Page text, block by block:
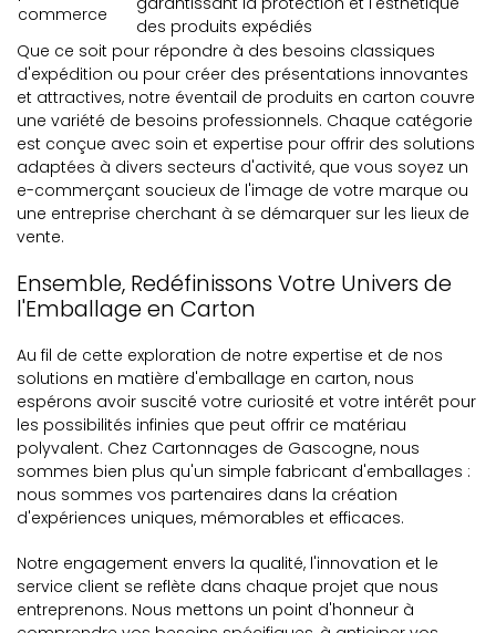
commerce
des produits expédiés
Que ce soit pour répondre à des besoins classiques
d'expédition ou pour créer des présentations innovantes
et attractives, notre éventail de produits en carton couvre
une variété de besoins professionnels. Chaque catégorie
est conçue avec soin et expertise pour offrir des solutions
adaptées à divers secteurs d'activité, que vous soyez un
e-commerçant soucieux de l'image de votre marque ou
une entreprise cherchant à se démarquer sur les lieux de
vente.
Ensemble, Redéfinissons Votre Univers de
l'Emballage en Carton
Au fil de cette exploration de notre expertise et de nos
solutions en matière d'emballage en carton, nous
espérons avoir suscité votre curiosité et votre intérêt pour
les possibilités infinies que peut offrir ce matériau
polyvalent. Chez Cartonnages de Gascogne, nous
sommes bien plus qu'un simple fabricant d'emballages :
nous sommes vos partenaires dans la création
d'expériences uniques, mémorables et efficaces.
Notre engagement envers la qualité, l'innovation et le
service client se reflète dans chaque projet que nous
entreprenons. Nous mettons un point d'honneur à